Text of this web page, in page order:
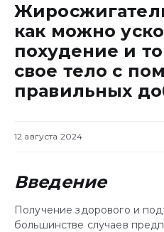
как можно
похудение и
свое тело с
правильных
12 августа 2024
Введение
Получение здорового и
большинстве случаев